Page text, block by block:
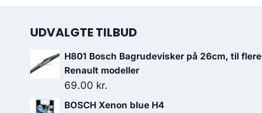
UDVALGTE TILBUD
H801 Bosch Bagrudevisker på 26cm, til flere
Renault modeller
69.00 kr.
BOSCH Xenon blue H4